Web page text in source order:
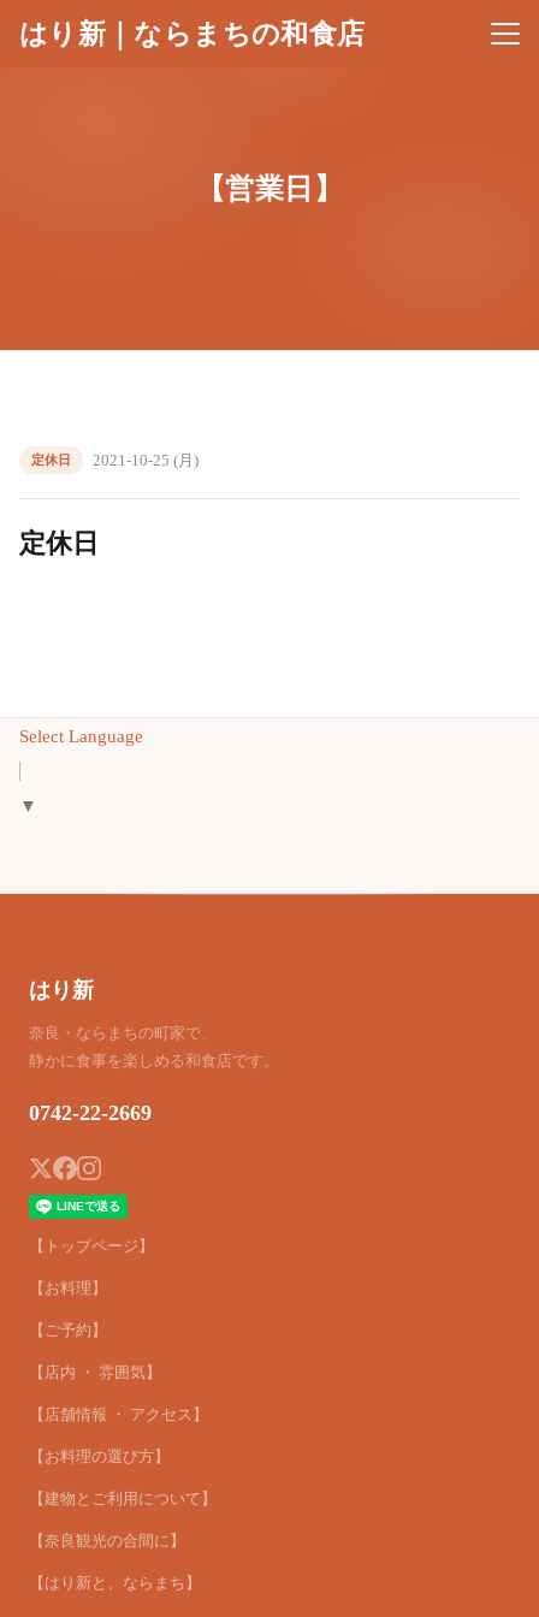
はり新｜ならまちの和食店 メニ
【営業日】
定休日 2021-10-25 (月)
定休日
Select Language
▼
はり新
奈良・ならまちの町家で、
静かに食事を楽しめる和食店です。
0742-22-2669
【トップページ】
【お料理】
【ご予約】
【店内 ・ 雰囲気】
【店舗情報 ・ アクセス】
【お料理の選び方】
【建物とご利用について】
【奈良観光の合間に】
【はり新と、ならまち】